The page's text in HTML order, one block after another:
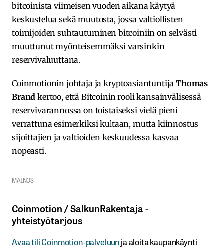
bitcoinista viimeisen vuoden aikana käytyä
keskustelua sekä muutosta, jossa valtiollisten
toimijoiden suhtautuminen bitcoiniin on selvästi
muuttunut myönteisemmäksi varsinkin
reservivaluuttana.
Coinmotionin johtaja ja kryptoasiantuntijaThomas
Brand kertoo, että Bitcoinin rooli kansainvälisessä
reservivarannossa on toistaiseksi vielä pieni
verrattuna esimerkiksi kultaan, mutta kiinnostus
sijoittajien ja valtioiden keskuudessa kasvaa
nopeasti.
MAINOS
Coinmotion​ / ​SalkunRakentaja ​-​​
yhteistyötarjous
Avaa​ ​tili​ ​Coinmotion-palveluunja aloita kaupankäynti